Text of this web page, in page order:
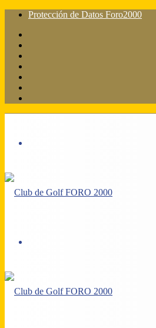
Protección de Datos Foro2000